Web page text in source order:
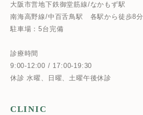
大阪市営地下鉄御堂筋線/なかもず駅
南海高野線/中百舌鳥駅 各駅から徒歩8分
駐車場：5台完備
診療時間
9:00-12:00 / 17:00-19:30
休診 水曜、日曜、土曜午後休診
CLINIC